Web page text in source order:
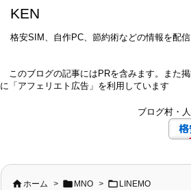
KEN
格安SIM、自作PC、節約術などの情報を配信
このブログの記事にはPRを含みます。また
に「アフェリエト広告」を利用しています
ブログ村・
 ホーム >  MNO >  LINEMO